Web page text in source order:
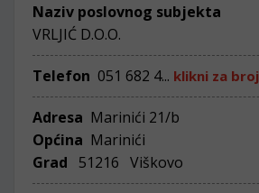
Naziv poslovnog subjekta
VRLJIĆ D.O.O.
Telefon 051 682 4... klikni za broj
Adresa Marinići 21/b
Općina Marinići
Grad
51216 Viškovo